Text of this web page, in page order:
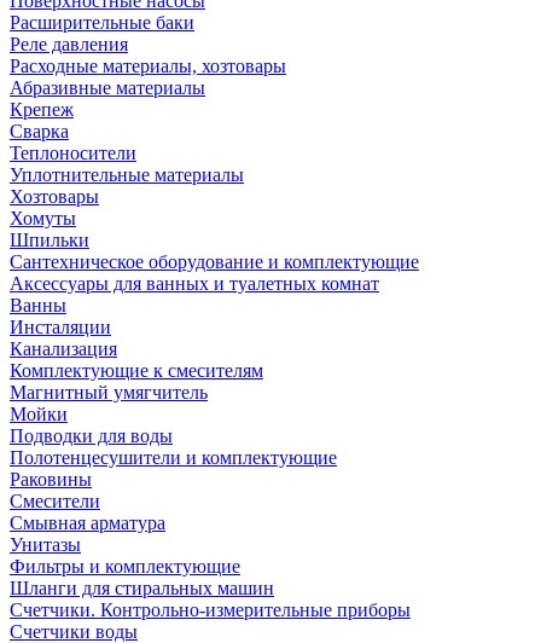
Расширительные баки
Реле давления
Расходные материалы, хозтовары
Абразивные материалы
Крепеж
Сварка
Теплоносители
Уплотнительные материалы
Хозтовары
Хомуты
Шпильки
Сантехническое оборудование и комплектующие
Аксессуары для ванных и туалетных комнат
Ванны
Инсталяции
Канализация
Комплектующие к смесителям
Магнитный умягчитель
Мойки
Подводки для воды
Полотенцесушители и комплектующие
Раковины
Смесители
Смывная арматура
Унитазы
Фильтры и комплектующие
Шланги для стиральных машин
Счетчики. Контрольно-измерительные приборы
Счетчики воды